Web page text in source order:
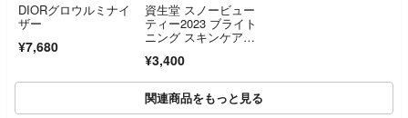
DIORグロウルミナイ
ザー
¥7,680
資生堂 スノービュー
ティー2023 ブライト
ニング スキンケアパ
⭐️2026新品パフ＆ポー
チ付
¥3,400
関連商品をもっと見る